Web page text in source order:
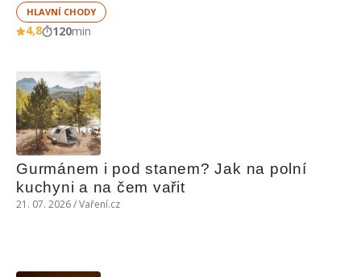
HLAVNÍ CHODY
4,8 120min
Gurmánem i pod stanem? Jak na polní
kuchyni a na čem vařit
21. 07. 2026 / Vaření.cz